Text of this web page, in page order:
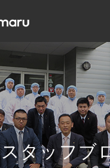
スタッフブ